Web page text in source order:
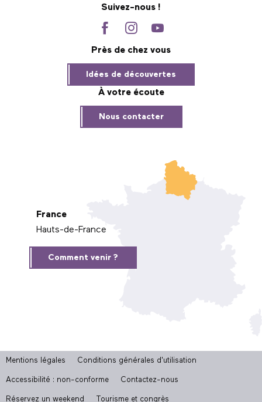
Suivez-nous !
Près de chez vous
Idées de découvertes
À votre écoute
Nous contacter
France
Hauts-de-France
Comment venir ?
Mentions légales Conditions générales d'utilisation
Accessibilité : non-conforme Contactez-nous
Réservez un weekend Tourisme et congrès